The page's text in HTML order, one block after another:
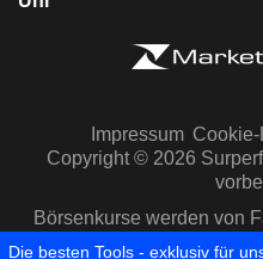
Impressum
Copyright © 2026
Börsenkurse werden von
Capital IQ zur
Die besten Tools - exklusiv für